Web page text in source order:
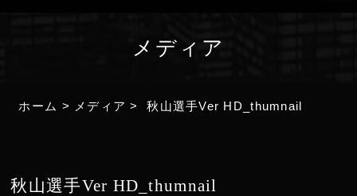
メディア
ホーム > メディア >秋山選手Ver HD_thumnail
秋山選手Ver HD_thumnail